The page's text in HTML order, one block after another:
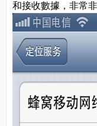
和接收數據，非常非